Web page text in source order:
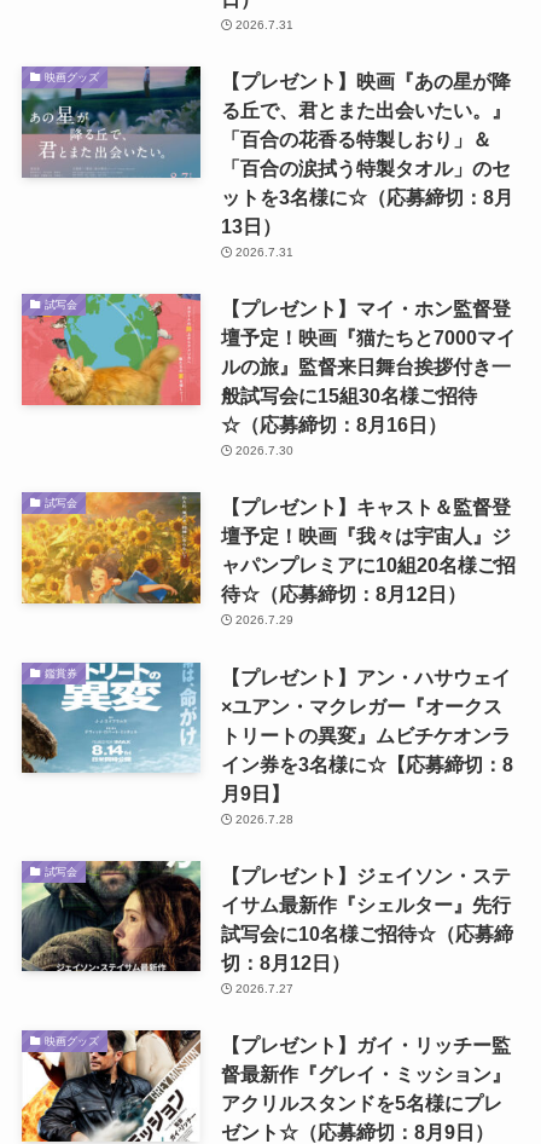
2026.7.31
映画グッズ
【プレゼント】映画『あの星が降
る丘で、君とまた出会いたい。』
「百合の花香る特製しおり」＆
「百合の涙拭う特製タオル」のセ
ットを3名様に☆（応募締切：8月
13日）
2026.7.31
試写会
【プレゼント】マイ・ホン監督登
壇予定！映画『猫たちと7000マイ
ルの旅』監督来日舞台挨拶付き一
般試写会に15組30名様ご招待
☆（応募締切：8月16日）
2026.7.30
試写会
【プレゼント】キャスト＆監督登
壇予定！映画『我々は宇宙人』ジ
ャパンプレミアに10組20名様ご招
待☆（応募締切：8月12日）
2026.7.29
鑑賞券
【プレゼント】アン・ハサウェイ
×ユアン・マクレガー『オークス
トリートの異変』ムビチケオンラ
イン券を3名様に☆【応募締切：8
月9日】
2026.7.28
試写会
【プレゼント】ジェイソン・ステ
イサム最新作『シェルター』先行
試写会に10名様ご招待☆（応募締
切：8月12日）
2026.7.27
映画グッズ
【プレゼント】ガイ・リッチー監
督最新作『グレイ・ミッション』
アクリルスタンドを5名様にプレ
ゼント☆（応募締切：8月9日）